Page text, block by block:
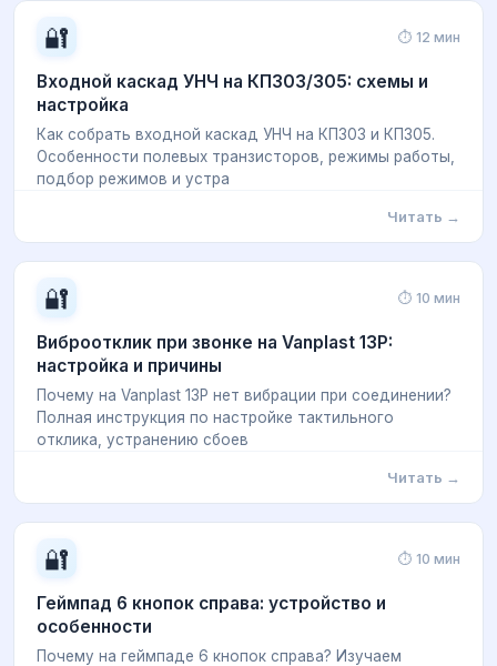
🔐 ⏱ 12 мин
Входной каскад УНЧ на КП303/305: схемы и
настройка
Как собрать входной каскад УНЧ на КП303 и КП305.
Особенности полевых транзисторов, режимы работы,
подбор режимов и устра
Читать →
🔐 ⏱ 10 мин
Виброотклик при звонке на Vanplast 13P:
настройка и причины
Почему на Vanplast 13P нет вибрации при соединении?
Полная инструкция по настройке тактильного
отклика, устранению сбоев
Читать →
🔐 ⏱ 10 мин
Геймпад 6 кнопок справа: устройство и
особенности
Почему на геймпаде 6 кнопок справа? Изучаем